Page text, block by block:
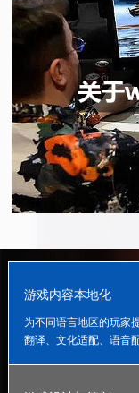
游戏内容本地化
为不同语言地区的玩家
翻译、文化适配、语音